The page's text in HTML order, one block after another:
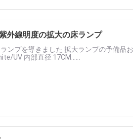
外線明度の拡大の床ランプ
ンプを導きました 拡大ランプの予備品
UV 内部直径 17CM......